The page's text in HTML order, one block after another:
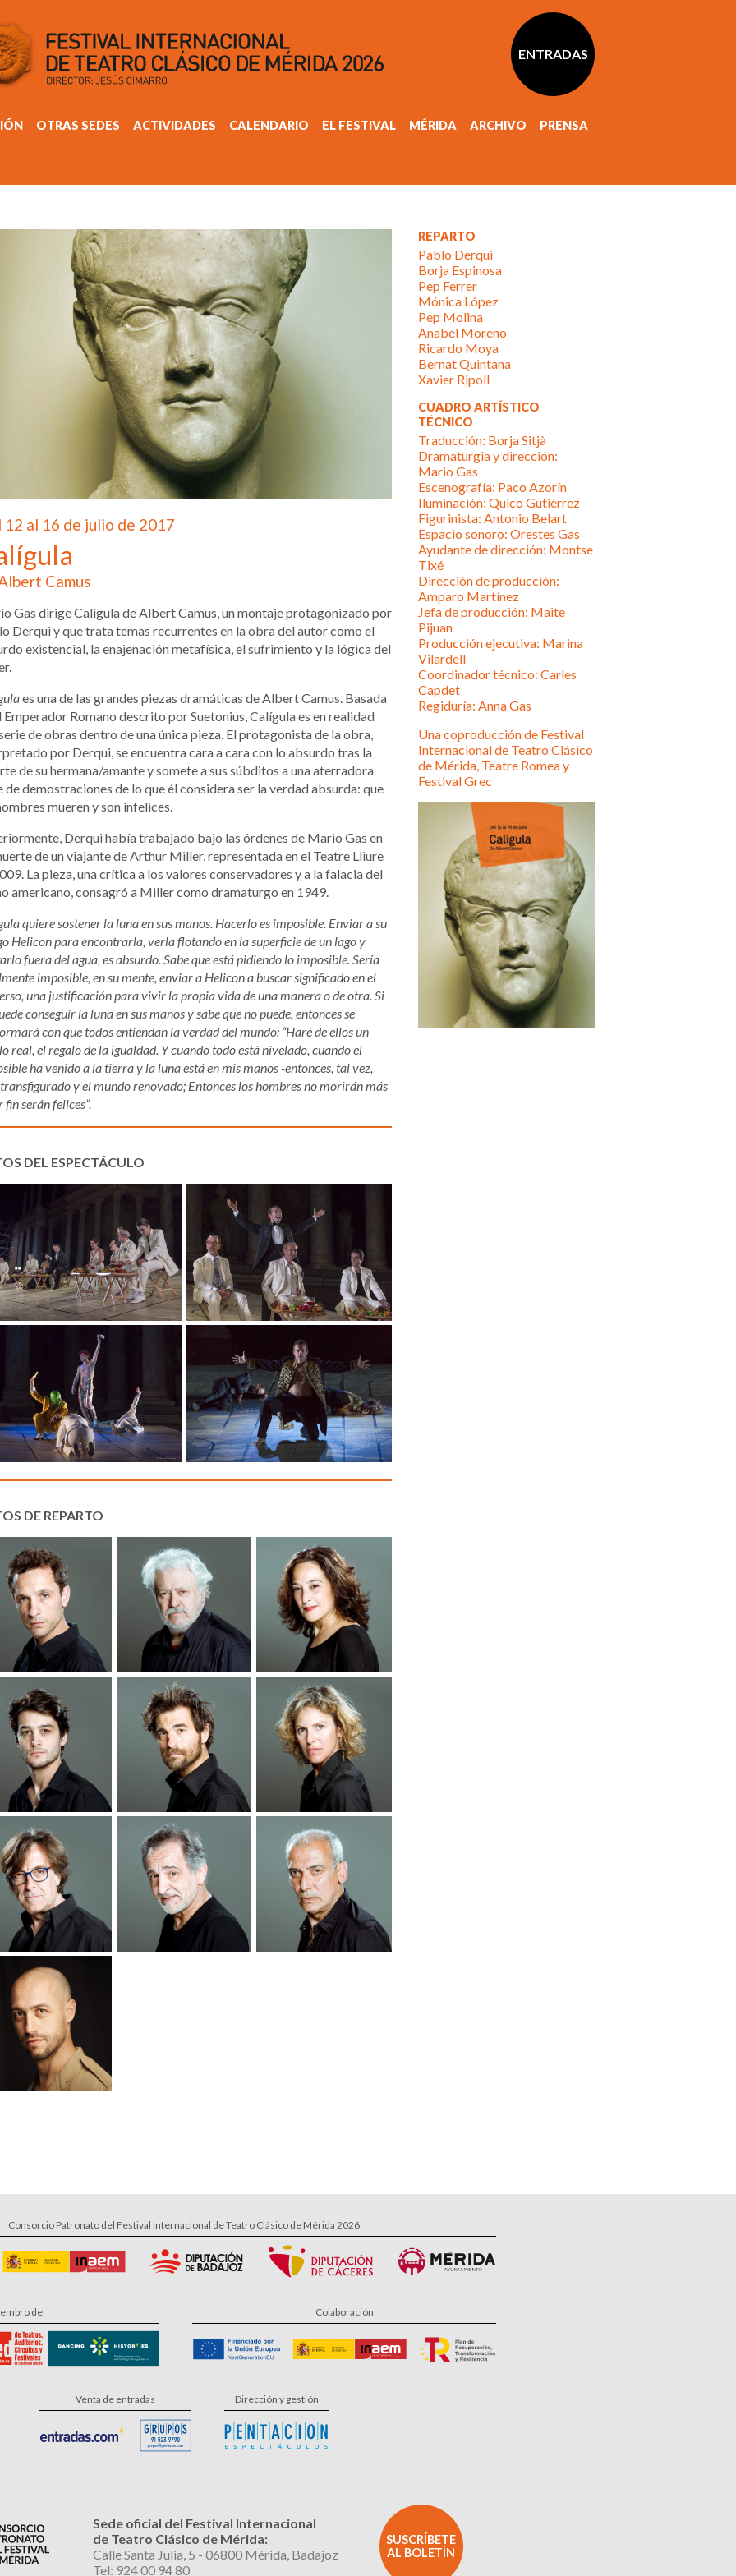
ENTRADAS
OTRAS SEDES ACTIVIDADES CALENDARIO EL FESTIVAL MÉRIDA ARCHIVO PRENSA
12 al 16 de julio de 2017
Camus
Gas dirige Calígula de Albert Camus, un montaje protagonizado por
Derqui y que trata temas recurrentes en la obra del autor como el
existencial, la enajenación metafísica, el sufrimiento y la lógica del
es una de las grandes piezas dramáticas de Albert Camus. Basada
Emperador Romano descrito por Suetonius, Calígula es en realidad
de obras dentro de una única pieza. El protagonista de la obra,
por Derqui, se encuentra cara a cara con lo absurdo tras la
de su hermana/amante y somete a sus súbditos a una aterradora
de demostraciones de lo que él considera ser la verdad absurda: que
mueren y son infelices.
Derqui había trabajado bajo las órdenes de Mario Gas en
de un viajante de Arthur Miller, representada en el Teatre Lliure
La pieza, una crítica a los valores conservadores y a la falacia del
americano, consagró a Miller como dramaturgo en 1949.
quiere sostener la luna en sus manos. Hacerlo es imposible. Enviar a su
Helicon para encontrarla, verla flotando en la superficie de un lago y
fuera del agua, es absurdo. Sabe que está pidiendo lo imposible. Sería
imposible, en su mente, enviar a Helicon a buscar significado en el
una justificación para vivir la propia vida de una manera o de otra. Si
conseguir la luna en sus manos y sabe que no puede, entonces se
con que todos entiendan la verdad del mundo: “Haré de ellos un
real, el regalo de la igualdad. Y cuando todo está nivelado, cuando el
ha venido a la tierra y la luna está en mis manos -entonces, tal vez,
y el mundo renovado; Entonces los hombres no morirán más
fin serán felices”.
DEL ESPECTÁCULO
DE REPARTO
REPARTO
Pablo Derqui
Borja Espinosa
Pep Ferrer
Mónica López
Pep Molina
Anabel Moreno
Ricardo Moya
Bernat Quintana
Xavier Ripoll
CUADRO ARTÍSTICO
TÉCNICO
Traducción: Borja Sitjà
Dramaturgia y dirección:
Mario Gas
Escenografía: Paco Azorín
Iluminación: Quico Gutiérrez
Figurinista: Antonio Belart
Espacio sonoro: Orestes Gas
Ayudante de dirección: Montse
Tixé
Dirección de producción:
Amparo Martínez
Jefa de producción: Maite
Pijuan
Producción ejecutiva: Marina
Vilardell
Coordinador técnico: Carles
Capdet
Regiduría: Anna Gas
Una coproducción de Festival
Internacional de Teatro Clásico
de Mérida, Teatre Romea y
Festival Grec
Consorcio Patronato del Festival Internacional de Teatro Clásico de Mérida 2026
de Colaboración
Venta de entradas Dirección y gestión
Sede oficial del Festival Internacional
de Teatro Clásico de Mérida:
Calle Santa Julia, 5 - 06800 Mérida, Badajoz
Tel: 924 00 94 80
SUSCRÍBETE
AL BOLETÍN